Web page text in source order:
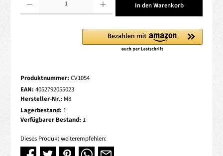
In den Warenkorb
Produktnummer: CV1054
EAN: 4052792055023
Hersteller-Nr.: M8
Lagerbestand: 1
Verfügbarer Bestand: 1
Dieses Produkt weiterempfehlen: